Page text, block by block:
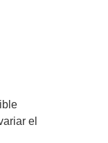
el